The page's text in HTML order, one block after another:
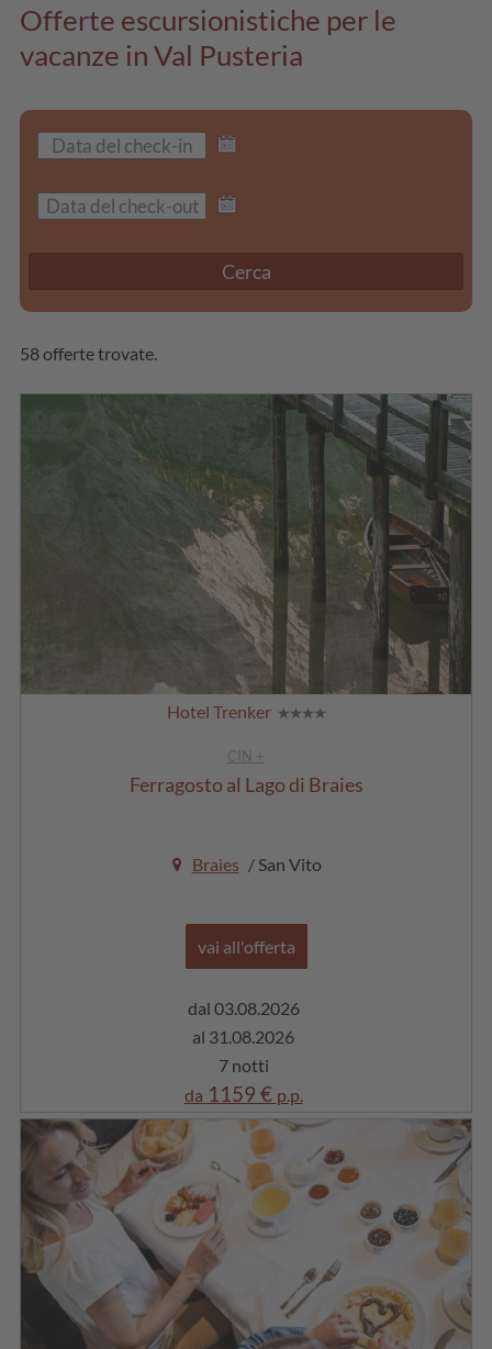
Offerte escursionistiche per le
vacanze in Val Pusteria
Cerca
58 offerte trovate.
Hotel Trenker
CIN +
Ferragosto al Lago di Braies
Braies / San Vito
vai all'offerta
dal 03.08.2026
al 31.08.2026
7 notti
da 1159 € p.p.